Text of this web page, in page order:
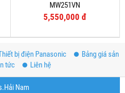
MW251VN
5,550,000 đ
bị điện Panasonic
Bảng giá sản
tức Liên hệ
Nam